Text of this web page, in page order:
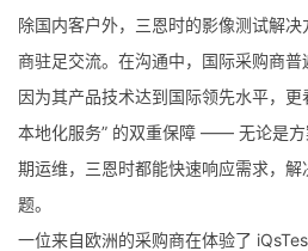
除国内客户外，三恩时的影像测试解
商驻足交流。在沟通中，国际采购商
因为其产品技术达到国际领先水平，
本地化服务” 的双重保障 —— 无论是
期运维，三恩时都能快速响应需求，
题。
一位来自欧洲的采购商在体验了